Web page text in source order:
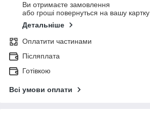
Ви отримаєте замовлення
або гроші повернуться на вашу картку
Детальніше
Оплатити частинами
Післяплата
Готівкою
Всі умови оплати